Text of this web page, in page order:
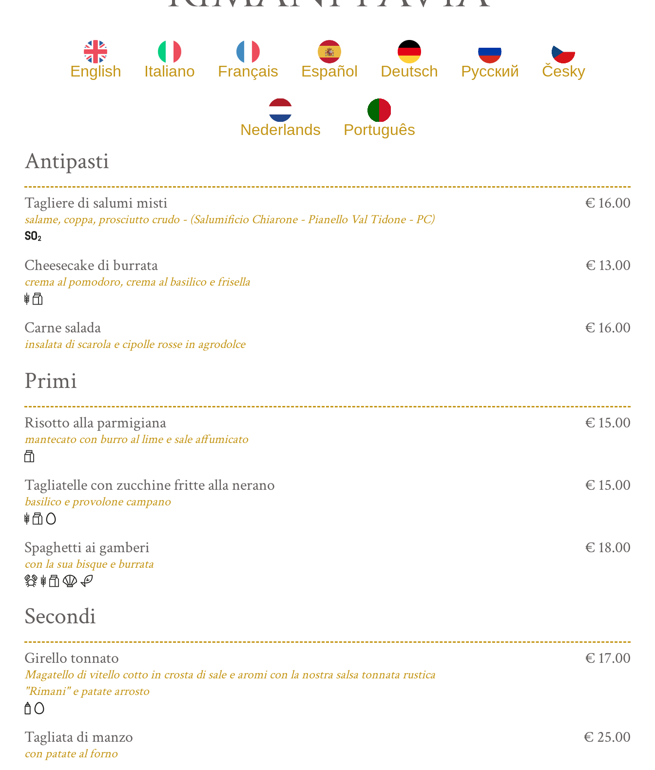
English Italiano Français Español Deutsch Русский Česky
Nederlands Português
Antipasti
Tagliere di salumi misti
salame, coppa, prosciutto crudo - (Salumificio Chiarone - Pianello Val Tidone - PC)
€ 16.00
Cheesecake di burrata
crema al pomodoro, crema al basilico e frisella
€ 13.00
Carne salada
insalata di scarola e cipolle rosse in agrodolce
€ 16.00
Primi
Risotto alla parmigiana
mantecato con burro al lime e sale affumicato
€ 15.00
Tagliatelle con zucchine fritte alla nerano
basilico e provolone campano
€ 15.00
Spaghetti ai gamberi
con la sua bisque e burrata
€ 18.00
Secondi
Girello tonnato
Magatello di vitello cotto in crosta di sale e aromi con la nostra salsa tonnata rustica
"Rimani" e patate arrosto
€ 17.00
Tagliata di manzo
con patate al forno
€ 25.00